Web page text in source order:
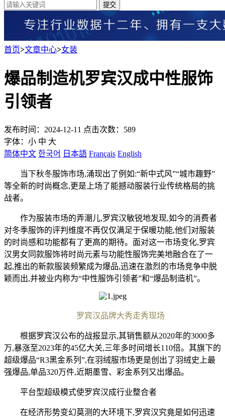
提交
首页>文章中心>女装
爆品制造机罗宾汉成中性服饰
引领者
发布时间：2024-12-11 点击次数：589
字体： 小 中 大
简体中文 한국어 日本語 Français English
当下秋冬服饰市场,涌现出了例如:“新中式风”“城市趣野”
等全新的时尚概念,更是上场了能撼动服装行业传统格局的挑
战者。
作为服装市场的弄潮儿,罗宾汉敏锐地发现,如今的消费者
对冬季服饰的评判维度不再仅仅满足于保暖功能,他们对服装
的时尚感和功能都有了更高的期待。面对这一市场变化,罗宾
汉男女同款服饰将时尚元素与功能性服饰完美地融合在了一
起,推出的新款服装频繁成为爆品,迅速在激烈的市场竞争中脱
颖而出,并被业内称为“中性服饰引领者”和“爆品制造机”。
罗宾汉品牌大秀走秀现场
根据罗宾汉公布的战报显示,其销售额从2020年的3000多
万,暴涨至2023年的45亿大关,三年多时间增长110倍。其旗下的
超级爆品“R3黑金系列”,在羽绒服市场更是创出了羽绒史上最
强爆品,单品320万件,近期墨雪、彩金系列又出爆品。
平台型超级模式使罗宾汉成行业整合者
在经济形势变幻莫测的大环境下,罗宾汉究竟是如何迅速